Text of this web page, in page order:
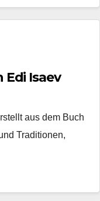
Isaev
aus dem Buch
Traditionen,